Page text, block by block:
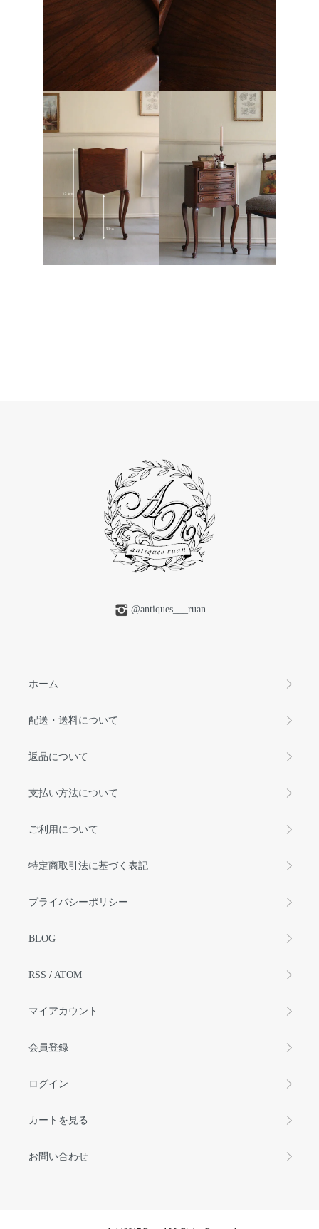
@antiques___ruan
ホーム
配送・送料について
返品について
支払い方法について
ご利用について
特定商取引法に基づく表記
プライバシーポリシー
BLOG
RSS / ATOM
マイアカウント
会員登録
ログイン
カートを見る
お問い合わせ